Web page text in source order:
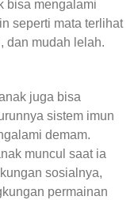
bisa mengalami
seperti mata terlihat
dan mudah lelah.
juga bisa
sistem imun
demam.
muncul saat ia
sosialnya,
permainan